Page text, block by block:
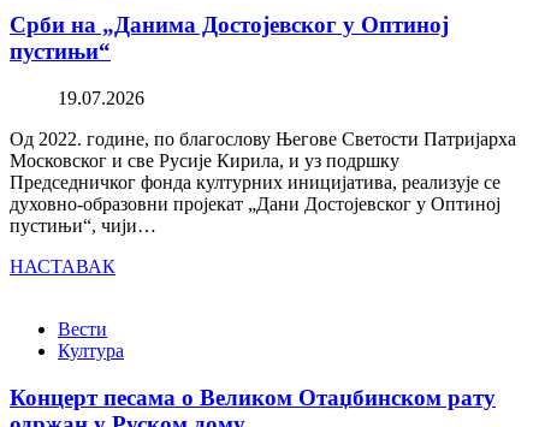
Срби на „Данима Достојевског у Оптиној
пустињи“
19.07.2026
Од 2022. године, по благослову Његове Светости Патријарха
Московског и све Русије Кирила, и уз подршку
Председничког фонда културних иницијатива, реализује се
духовно-образовни пројекат „Дани Достојевског у Оптиној
пустињи“, чији…
НАСТАВАК
Вести
Култура
Концерт песама о Великом Отаџбинском рату